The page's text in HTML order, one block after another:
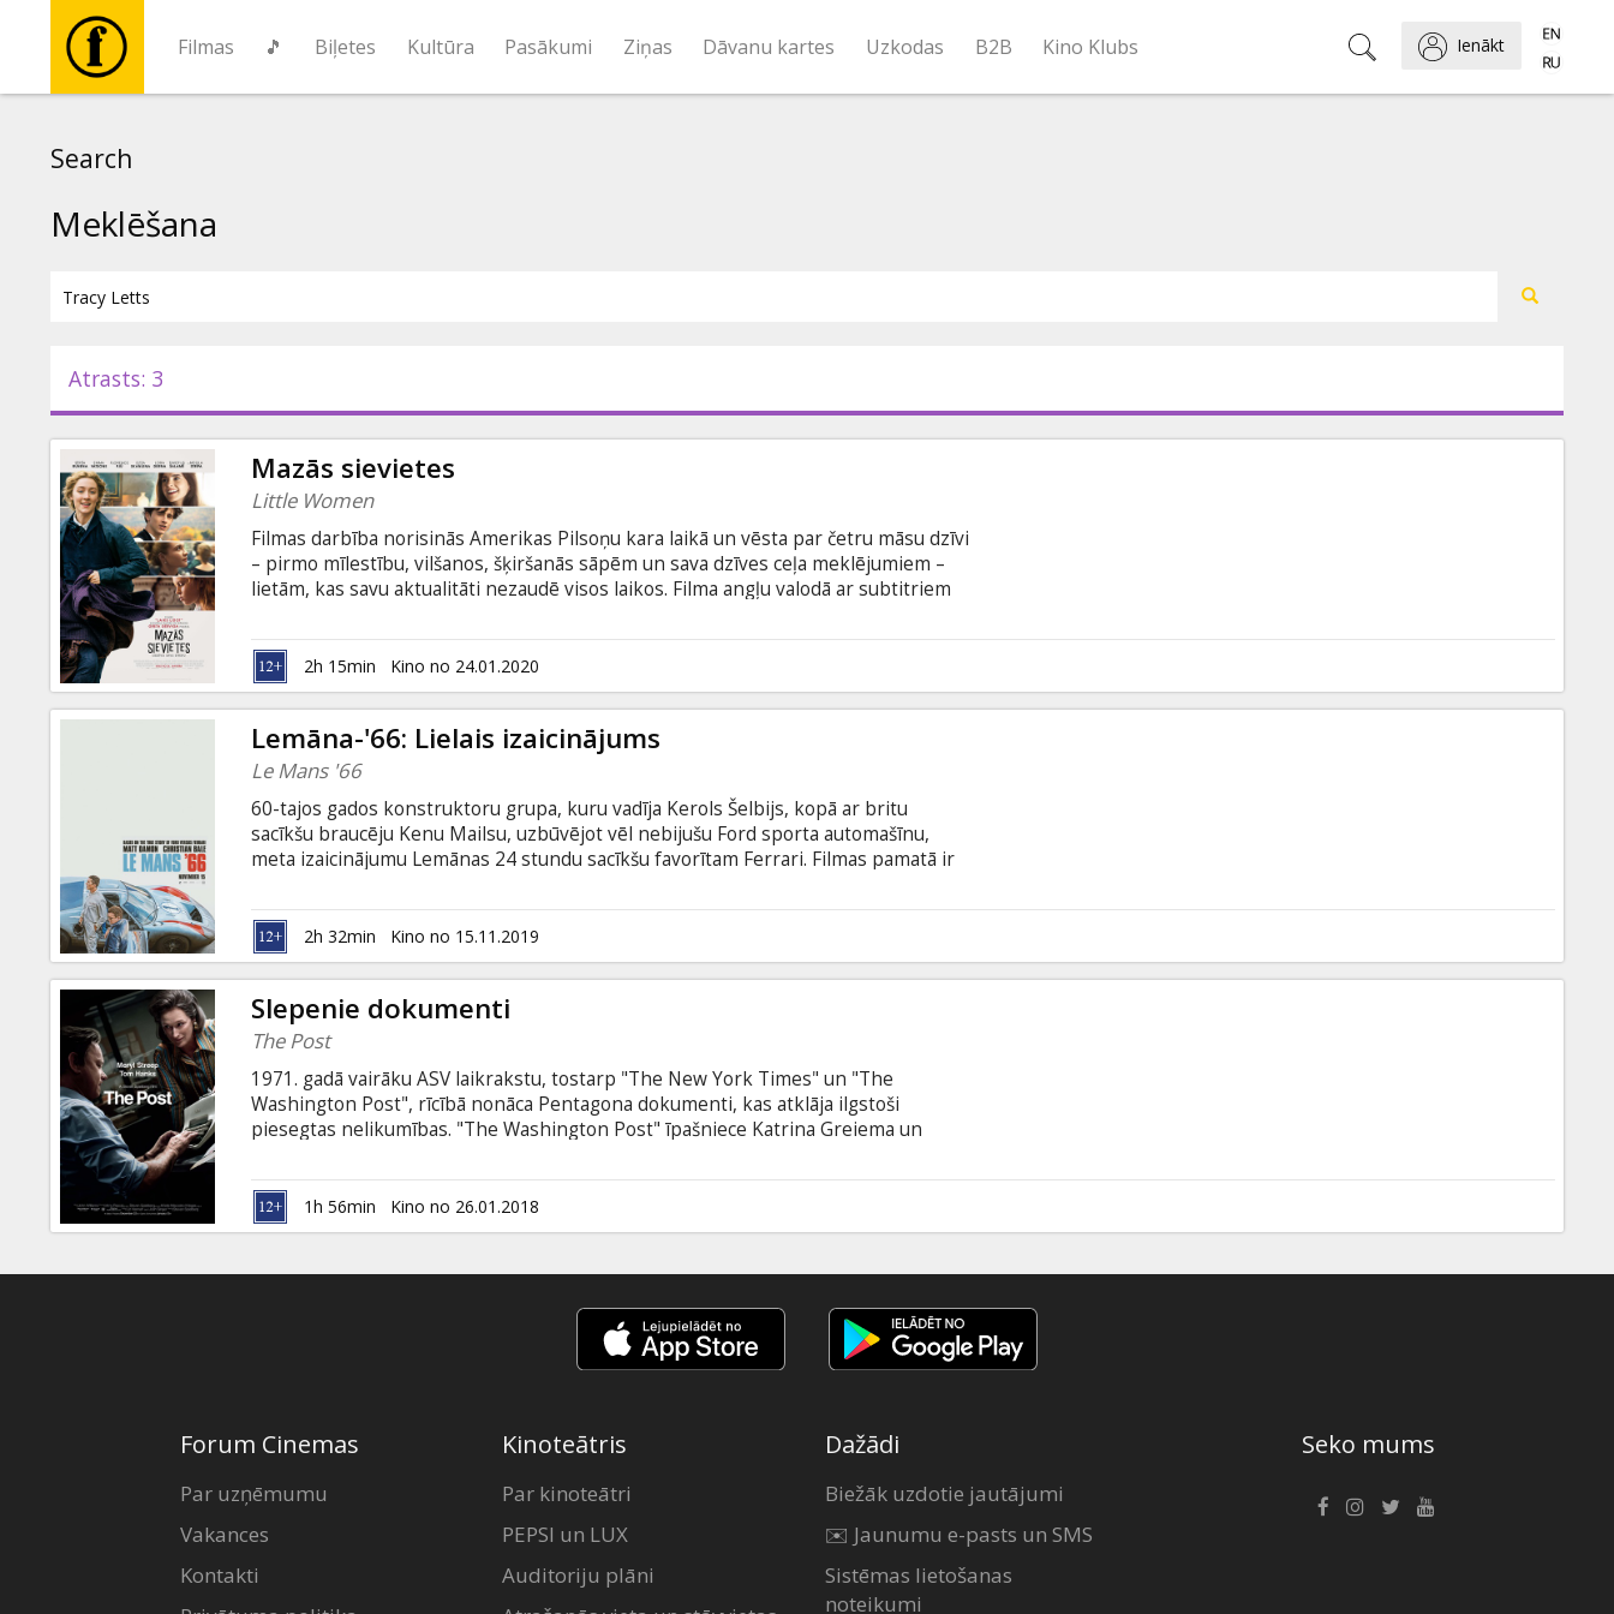
Filmas 🎵 Biļetes Kultūra Pasākumi Ziņas Dāvanu kartes Uzkodas B2B Kino Klubs Ienākt
Pasākumi
Ziņas
Dāvanu
kartes
Uzkodas
B2B
Search
Meklēšana
Atrasts: 3
Mazās sievietes
Little Women
Filmas darbība norisinās Amerikas Pilsoņu kara laikā un vēsta par četru māsu dzīvi
– pirmo mīlestību, vilšanos, šķiršanās sāpēm un sava dzīves ceļa meklējumiem –
lietām, kas savu aktualitāti nezaudē visos laikos. Filma angļu valodā ar subtitriem
2h 15min Kino no 24.01.2020
Lemāna-'66: Lielais izaicinājums
Le Mans '66
60-tajos gados konstruktoru grupa, kuru vadīja Kerols Šelbijs, kopā ar britu
sacīkšu braucēju Kenu Mailsu, uzbūvējot vēl nebijušu Ford sporta automašīnu,
meta izaicinājumu Lemānas 24 stundu sacīkšu favorītam Ferrari. Filmas pamatā ir
2h 32min Kino no 15.11.2019
Slepenie dokumenti
The Post
1971. gadā vairāku ASV laikrakstu, tostarp "The New York Times" un "The
Washington Post", rīcībā nonāca Pentagona dokumenti, kas atklāja ilgstoši
piesegtas nelikumības. "The Washington Post" īpašniece Katrina Greiema un
drosmīgu lēmumu publicēt valdību atmaskojošos slepenos dokumentus par spīti
toreizējā prezidenta Ričarda Niksona administrācijas draudiem izrēķināties un
centieniem ierobežot preses brīvību. Filma angļu valodā ar subtitriem latviešu un
1h 56min Kino no 26.01.2018
Forum Cinemas
Par uzņēmumu
Vakances
Kontakti
Kinoteātris
Par kinoteātri
PEPSI un LUX
Auditoriju plāni
Dažādi
Biežāk uzdotie jautājumi
✉️ Jaunumu e-pasts un SMS
Sistēmas lietošanas
noteikumi
Seko mums